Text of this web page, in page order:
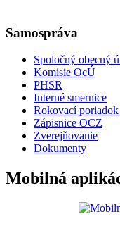
Samospráva
Spoločný obecný
Komisie OcÚ
PHSR
Interné smernice
Rokovací
Zápisnice OCZ
Zverejňovanie
Dokumenty
Mobilná